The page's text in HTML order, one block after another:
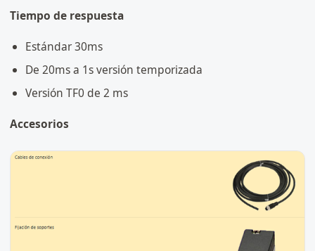
Tiempo de respuesta
Estándar 30ms
De 20ms a 1s versión temporizada
Versión TF0 de 2 ms
Accesorios